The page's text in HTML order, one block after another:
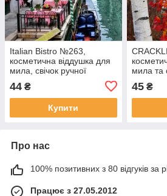
Italian Bistro №263,
косметична віддушка для
мила, свічок ручної
роботи, США, ваніль 0%
44 ₴
Купити
мила та
45₴
Про нас
100% позитивних з 80 відгуків за
Працює з 27.05.2012